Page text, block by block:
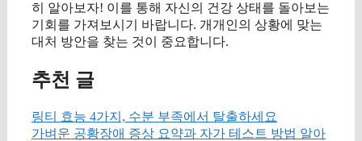
히 알아보자! 이를 통해 자신의 건강 상태를 돌아보는
기회를 가져보시기 바랍니다. 개개인의 상황에 맞는
대처 방안을 찾는 것이 중요합니다.
추천 글
링티 효능 4가지, 수분 부족에서 탈출하세요
가벼운 공황장애 증상 요약과 자가 테스트 방법 알아